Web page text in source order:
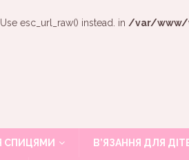
esc_url_raw() instead. in /var/www/
СПИЦЯМИ В’ЯЗАННЯ ДЛЯ